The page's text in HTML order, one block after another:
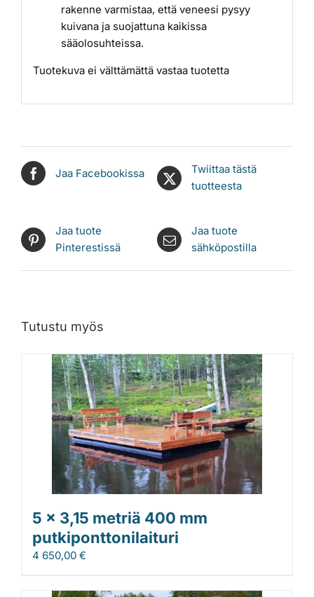
rakenne varmistaa, että veneesi pysyy
kuivana ja suojattuna kaikissa
sääolosuhteissa.
Tuotekuva ei välttämättä vastaa tuotetta
Jaa Facebookissa
Twiittaa tästä
tuotteesta
Jaa tuote
Pinterestissä
Jaa tuote
sähköpostilla
Tutustu myös
5 x 3,15 metriä 400 mm
putkiponttonilaituri
4 650,00 €